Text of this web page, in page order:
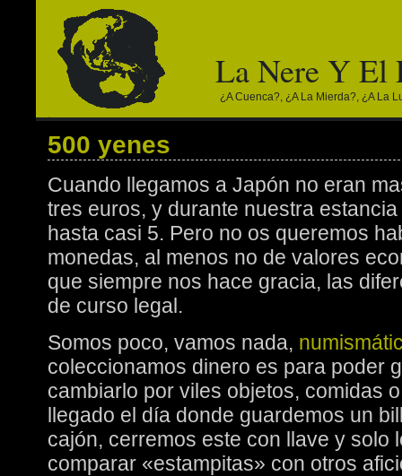
La Nere Y
¿a Cuenca?, ¿a La Mierda?, ¿a La
500 yenes
Cuando llegamos a Japón no eran
tres euros, y durante nuestra
hasta casi 5. Pero no os queremos
monedas, al menos no de valores
que siempre nos hace gracia, las
de curso legal.
Somos poco, vamos nada,
coleccionamos dinero es para poder
cambiarlo por viles objetos, comidas
llegado el día donde guardemos un
cajón, cerremos este con llave y solo
comparar «estampitas» con otros